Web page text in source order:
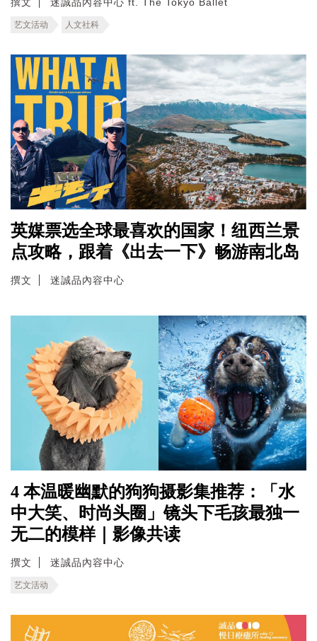
艺文活动 人文社科
英媒票选全球最喜欢的国家！纽西兰景
点攻略，跟着《出去一下》畅游南北岛
撰文 迷誠品內容中心
4 本温暖幽默的狗狗摄影集推荐：「水
中大笑、时尚头圈」镜头下毛孩最独一
无二的模样｜影像共读
撰文 迷誠品內容中心
艺文活动